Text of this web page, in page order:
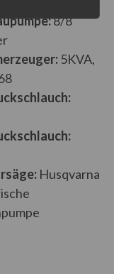
8/8
5KVA,
Husqvarna